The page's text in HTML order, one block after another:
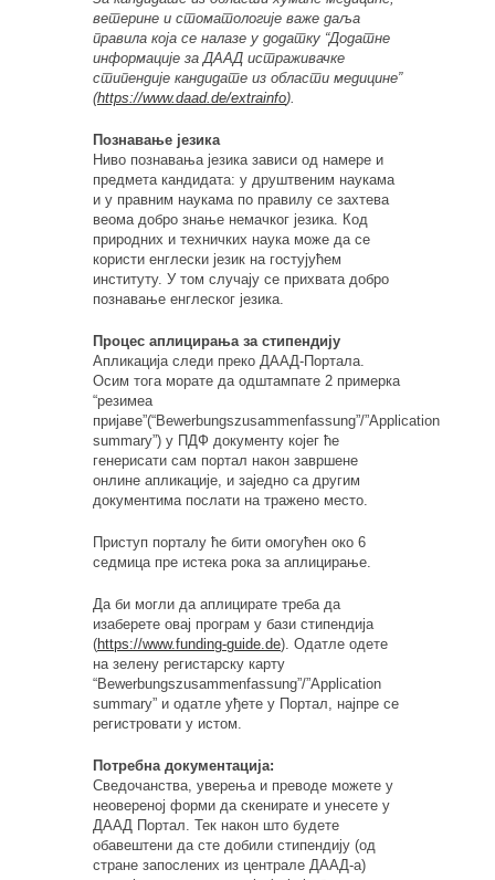
ветерине и стоматологије важе даља
правила која се налазе у додатку “Додатне
информације за ДААД истраживачке
стипендије кандидате из области медицине”
(https://www.daad.de/extrainfo).
Познавање језика
Ниво познавања језика зависи од намере и
предмета кандидата: у друштвеним наукама
и у правним наукама по правилу се захтева
веома добро знање немачког језика. Код
природних и техничких наука може да се
користи енглески језик на гостујућем
институту. У том случају се прихвата добро
познавање енглеског језика.
Процес аплицирања за стипендију
Апликација следи преко ДААД-Портала.
Осим тога морате да одштампате 2 примерка
“резимеа
пријаве”(“Bewerbungszusammenfassung”/”Application
summary”) у ПДФ документу којег ће
генерисати сам портал након завршене
онлине апликације, и заједно са другим
документима послати на тражено место.
Приступ порталу ће бити омогућен око 6
седмица пре истека рока за аплицирање.
Да би могли да аплицирате треба да
изаберете овај програм у бази стипендија
(https://www.funding-guide.de). Одатле одете
на зелену регистарску карту
“Bewerbungszusammenfassung”/”Application
summary” и одатле уђете у Портал, најпре се
регистровати у истом.
Потребна документација:
Сведочанства, уверења и преводе можете у
неовереној форми да скенирате и унесете у
ДААД Портал. Тек након што будете
обавештени да сте добили стипендију (од
стране запослених из централе ДААД-а)